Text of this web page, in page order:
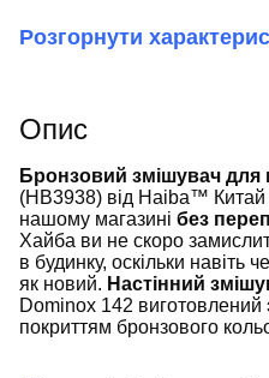
Розгорнути
Опис
Бронзовий змішувач для
(HB3938) від Haiba™
нашому магазині без
Хайба ви не скоро
в ​​будинку, оскільки навіть
як новий. Настінний
Dominox 142 виготовлений
покриттям бронзового